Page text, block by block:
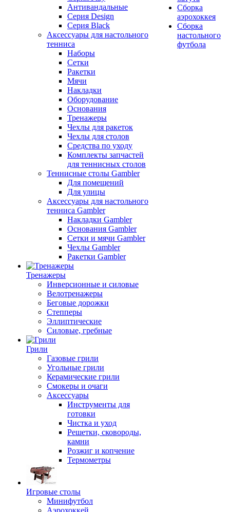
Антивандальные
Серия Design
Серия Black
Аксессуары для настольного
тенниса
Наборы
Сетки
Ракетки
Мячи
Накладки
Оборудование
Основания
Тренажеры
Чехлы для ракеток
Чехлы для столов
Средства по уходу
Комплекты запчастей
для теннисных столов
Теннисные столы Gambler
Для помещений
Для улицы
Аксессуары для настольного
тенниса Gambler
Накладки Gambler
Основания Gambler
Сетки и мячи Gambler
Чехлы Gambler
Ракетки Gambler
Тренажеры
Инверсионные и силовые
Велотренажеры
Беговые дорожки
Степперы
Эллиптические
Силовые, гребные
Грили
Газовые грили
Угольные грили
Керамические грили
Смокеры и очаги
Аксессуары
Инструменты для
готовки
Чистка и уход
Решетки, сковороды,
камни
Розжиг и копчение
Термометры
Игровые столы
Минифутбол
Аэрохоккей
Сборка
аэрохоккея
Сборка
настольного
футбола